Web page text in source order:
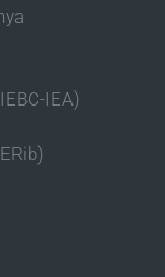
IEA)